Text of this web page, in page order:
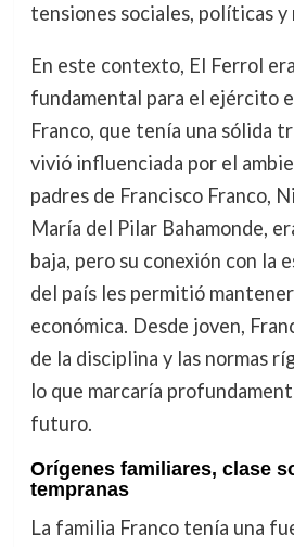
tensiones sociales, políticas y
En este contexto, El Ferrol
fundamental para el ejército
Franco, que tenía una sólida
vivió influenciada por el
padres de Francisco Franco,
María del Pilar Bahamonde,
baja, pero su conexión con la
del país les permitió
económica. Desde joven,
de la disciplina y las normas
lo que marcaría
futuro.
Orígenes familiares, clase
tempranas
La familia Franco tenía una